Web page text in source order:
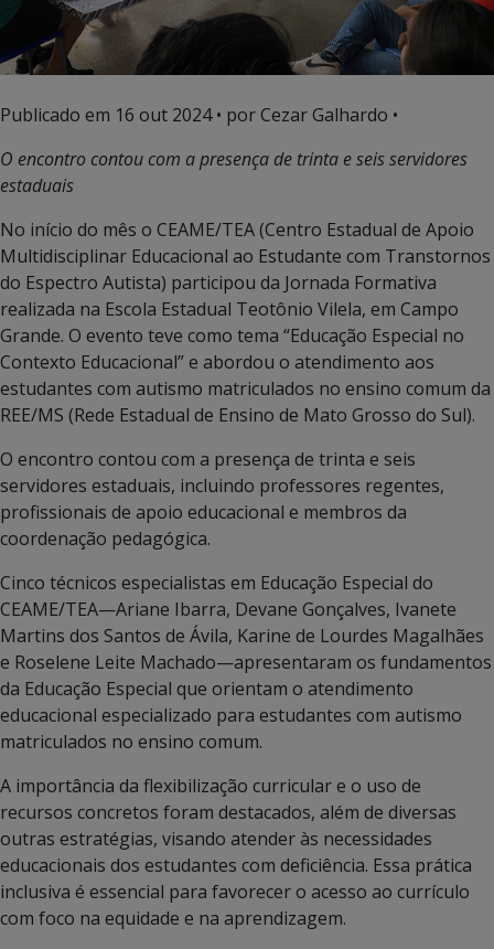
Publicado em 16 out 2024• por Cezar Galhardo •
O encontro contou com a presença de trinta e seis servidores
estaduais
No início do mês o CEAME/TEA (Centro Estadual de Apoio
Multidisciplinar Educacional ao Estudante com Transtornos
do Espectro Autista) participou da Jornada Formativa
realizada na Escola Estadual Teotônio Vilela, em Campo
Grande. O evento teve como tema “Educação Especial no
Contexto Educacional” e abordou o atendimento aos
estudantes com autismo matriculados no ensino comum da
REE/MS (Rede Estadual de Ensino de Mato Grosso do Sul).
O encontro contou com a presença de trinta e seis
servidores estaduais, incluindo professores regentes,
profissionais de apoio educacional e membros da
coordenação pedagógica.
Cinco técnicos especialistas em Educação Especial do
CEAME/TEA—Ariane Ibarra, Devane Gonçalves, Ivanete
Martins dos Santos de Ávila, Karine de Lourdes Magalhães
e Roselene Leite Machado—apresentaram os fundamentos
da Educação Especial que orientam o atendimento
educacional especializado para estudantes com autismo
matriculados no ensino comum.
A importância da flexibilização curricular e o uso de
recursos concretos foram destacados, além de diversas
outras estratégias, visando atender às necessidades
educacionais dos estudantes com deficiência. Essa prática
inclusiva é essencial para favorecer o acesso ao currículo
com foco na equidade e na aprendizagem.